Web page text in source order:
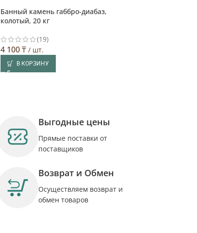
Выбор покупателя
Банный камень габбро-диабаз,
колотый, 20 кг
(19)
4 100₸ / шт.
В КОРЗИНУ
Выгодные цены
Прямые поставки от
поставщиков
Возврат и Обмен
Осуществляем возврат и
обмен товаров